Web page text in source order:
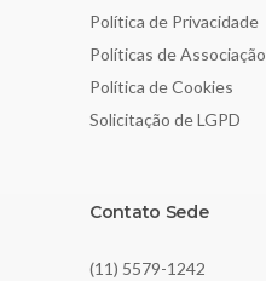
Política de Privacidade
Políticas de Associação
Política de Cookies
Solicitação de LGPD
Contato Sede
(11) 5579-1242